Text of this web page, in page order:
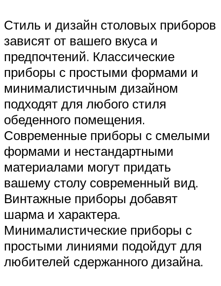
Стиль и дизайн столовых приборов
зависят от вашего вкуса и
предпочтений. Классические
приборы с простыми формами и
минималистичным дизайном
подходят для любого стиля
обеденного помещения.
Современные приборы с смелыми
формами и нестандартными
материалами могут придать
вашему столу современный вид.
Винтажные приборы добавят
шарма и характера.
Минималистические приборы с
простыми линиями подойдут для
любителей сдержанного дизайна.